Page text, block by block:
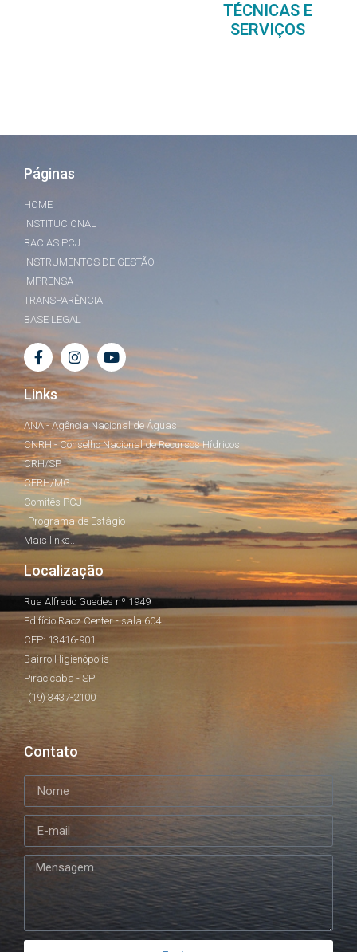
TÉCNICAS E
SERVIÇOS
Páginas
HOME
INSTITUCIONAL
BACIAS PCJ
INSTRUMENTOS DE GESTÃO
IMPRENSA
TRANSPARÊNCIA
BASE LEGAL
Links
ANA - Agência Nacional de Águas
CNRH - Conselho Nacional de Recursos Hídricos
CRH/SP
CERH/MG
Comitês PCJ
Programa de Estágio
Mais links...
Localização
Rua Alfredo Guedes nº 1949
Edifício Racz Center - sala 604
CEP: 13416-901
Bairro Higienópolis
Piracicaba - SP
(19) 3437-2100
Contato